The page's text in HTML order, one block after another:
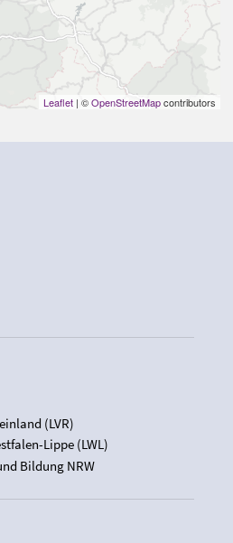
Leaflet | ©OpenStreetMapcontributors
(LVR)
Lippe (LWL)
Bildung NRW